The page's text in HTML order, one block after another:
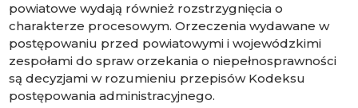
powiatowe wydają również rozstrzygnięcia o
charakterze procesowym. Orzeczenia wydawane w
postępowaniu przed powiatowymi i wojewódzkimi
zespołami do spraw orzekania o niepełnosprawności
są decyzjami w rozumieniu przepisów Kodeksu
postępowania administracyjnego.